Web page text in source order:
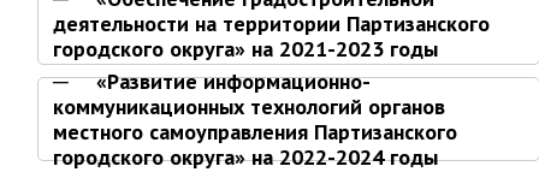
Аукционные торги
Отдел территриального
развития
Отдел АПКиООС
Об отделе
деятельности на территории Партизанского
городского округа» на 2021-2023 годы
«Развитие информационно-
коммуникационных технологий органов
местного самоуправления Партизанского
городского округа» на 2022-2024 годы